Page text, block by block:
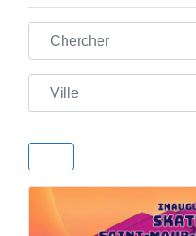
Chercher
Ville